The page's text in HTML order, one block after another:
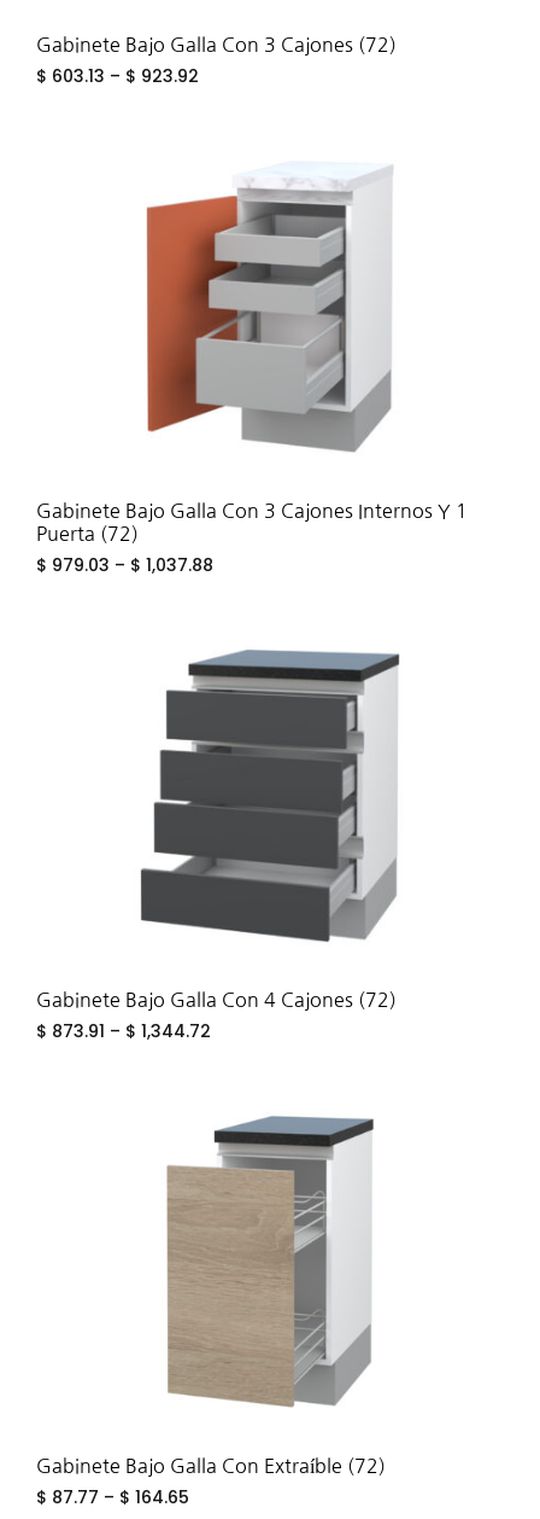
Gabinete Bajo Galla Con 3 Cajones (72)
$ 603.13 – $ 923.92
Gabinete Bajo Galla Con 3 Cajones Internos Y 1
Puerta (72)
$ 979.03 – $ 1,037.88
Gabinete Bajo Galla Con 4 Cajones (72)
$ 873.91 – $ 1,344.72
Gabinete Bajo Galla Con Extraíble (72)
$ 87.77 – $ 164.65